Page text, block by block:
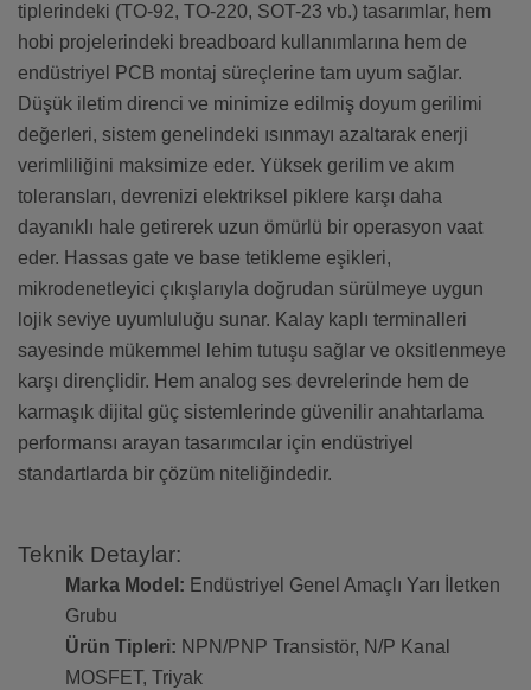
tiplerindeki (TO-92, TO-220, SOT-23 vb.) tasarımlar, hem
hobi projelerindeki breadboard kullanımlarına hem de
endüstriyel PCB montaj süreçlerine tam uyum sağlar.
Düşük iletim direnci ve minimize edilmiş doyum gerilimi
değerleri, sistem genelindeki ısınmayı azaltarak enerji
verimliliğini maksimize eder. Yüksek gerilim ve akım
toleransları, devrenizi elektriksel piklere karşı daha
dayanıklı hale getirerek uzun ömürlü bir operasyon vaat
eder. Hassas gate ve base tetikleme eşikleri,
mikrodenetleyici çıkışlarıyla doğrudan sürülmeye uygun
lojik seviye uyumluluğu sunar. Kalay kaplı terminalleri
sayesinde mükemmel lehim tutuşu sağlar ve oksitlenmeye
karşı dirençlidir. Hem analog ses devrelerinde hem de
karmaşık dijital güç sistemlerinde güvenilir anahtarlama
performansı arayan tasarımcılar için endüstriyel
standartlarda bir çözüm niteliğindedir.
Teknik Detaylar:
Marka Model: Endüstriyel Genel Amaçlı Yarı İletken
Grubu
Ürün Tipleri: NPN/PNP Transistör, N/P Kanal
MOSFET, Triyak